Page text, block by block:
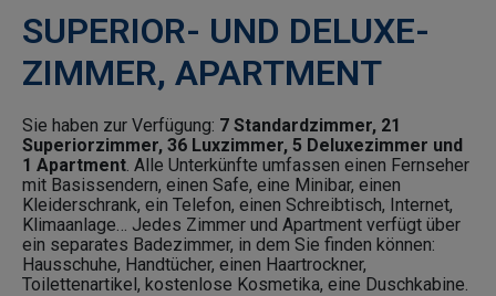
SUPERIOR- UND DELUXE-
ZIMMER, APARTMENT
Sie haben zur Verfügung: 7 Standardzimmer, 21
Superiorzimmer, 36 Luxzimmer, 5 Deluxezimmer und
1 Apartment. Alle Unterkünfte umfassen einen Fernseher
mit Basissendern, einen Safe, eine Minibar, einen
Kleiderschrank, ein Telefon, einen Schreibtisch, Internet,
Klimaanlage… Jedes Zimmer und Apartment verfügt über
ein separates Badezimmer, in dem Sie finden können:
Hausschuhe, Handtücher, einen Haartrockner,
Toilettenartikel, kostenlose Kosmetika, eine Duschkabine.
Arbeitsstunden
10:00
-
20:00​